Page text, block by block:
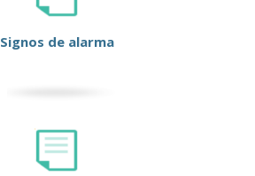
Signos de alarma